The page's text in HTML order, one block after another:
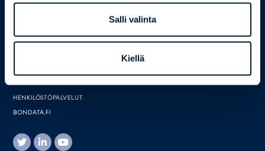
Salli valinta
Kiellä
Palvelut julkiselle sektorille
Tutki ja tiedosta
HENKILÖSTÖPALVELUT
BONDATA.FI